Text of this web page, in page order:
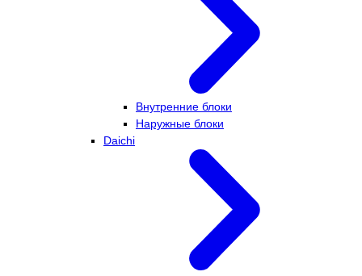
Внутренние блоки
Наружные блоки
Daichi